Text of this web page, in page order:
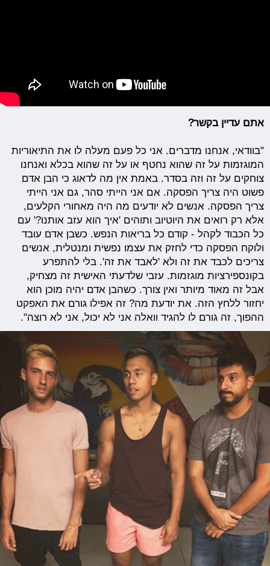
אתם עדיין בקשר?
"בוודאי, אנחנו מדברים. אני כל פעם מעלה לו את התיאוריות
המוגזמות על זה שהוא נחטף או על זה שהוא בכלא ואנחנו
צוחקים על זה וזה בסדר. באמת אין מה לדאוג כי הבן אדם
פשוט היה צריך הפסקה. אם אני הייתי סהר, גם אני הייתי
צריך הפסקה. אנשים לא יודעים מה היה מאחורי הקלעים,
אלא רק רואים את היוטיוב ותוהים 'איך הוא עזב אותנו?' עם
כל הכבוד לקהל - קודם כל בריאות הנפש. כשבן אדם עובד
ולוקח הפסקה כדי לחזק את עצמו נפשית ומנטלית, אנשים
צריכים לכבד את זה ולא 'לאבד את זה'. בלי להתפרע
בקונספירציות מוגזמות. עזבי שלדעתי האישית זה מצחיק,
אבל זה מאוד מיותר ואין צורך. כשהבן אדם יהיה מוכן הוא
יחזור ללחץ הזה. את יודעת מה? זה אפילו גורם את האפקט
ההפוך, זה גורם לו להגיד וואלה אני לא יכול, אני לא רוצה".